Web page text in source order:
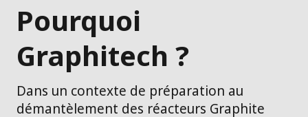
Pourquoi
Graphitech ?
Dans un contexte de préparation au
démantèlement des réacteurs Graphite